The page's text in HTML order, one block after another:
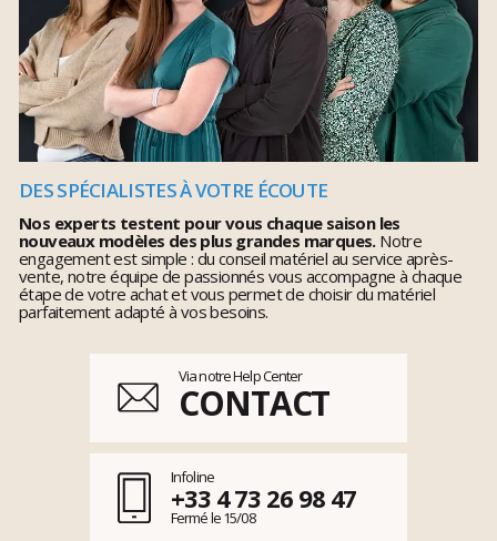
DES SPÉCIALISTES À VOTRE ÉCOUTE
Nos experts testent pour vous chaque saison les
nouveaux modèles des plus grandes marques.Notre
engagement est simple : du conseil matériel au service après-
vente, notre équipe de passionnés vous accompagne à chaque
étape de votre achat et vous permet de choisir du matériel
parfaitement adapté à vos besoins.
Via notre Help Center
CONTACT
Infoline
+33 4 73 26 98 47
Fermé le 15/08